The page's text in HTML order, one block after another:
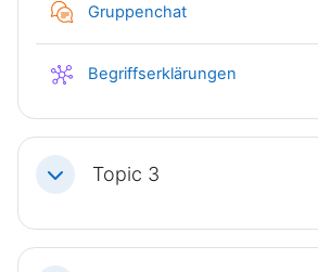
Gruppenchat
Begriffserklärungen
Einklappen
Topic 3